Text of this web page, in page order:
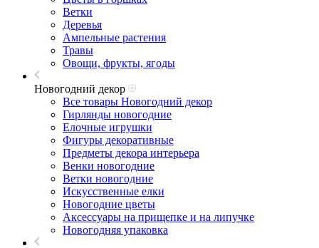
Ветки
Деревья
Ампельные растения
Травы
Овощи, фрукты, ягоды
Новогодний декор
Все товары Новогодний декор
Гирлянды новогодние
Елочные игрушки
Фигуры декоративные
Предметы декора интерьера
Венки новогодние
Ветки новогодние
Искусственные елки
Новогодние цветы
Аксессуары на прищепке и на липучке
Новогодняя упаковка